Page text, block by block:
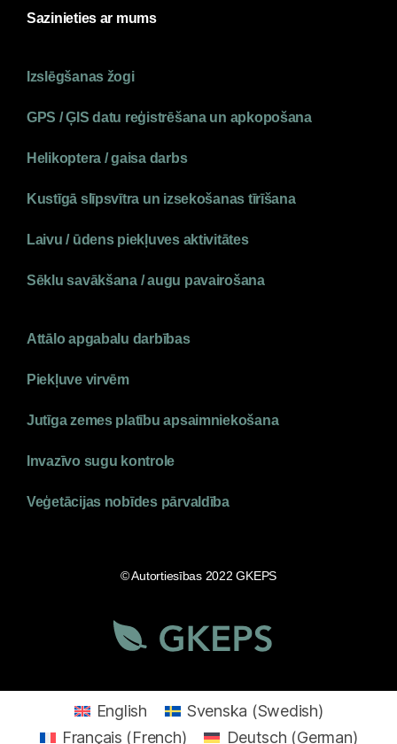
Sazinieties ar mums
Izslēgšanas žogi
GPS / ĢIS datu reģistrēšana un apkopošana
Helikoptera / gaisa darbs
Kustīgā slīpsvītra un izsekošanas tīrīšana
Laivu / ūdens piekļuves aktivitātes
Sēklu savākšana / augu pavairošana
Attālo apgabalu darbības
Piekļuve virvēm
Jutīga zemes platību apsaimniekošana
Invazīvo sugu kontrole
Veģetācijas nobīdes pārvaldība
© Autortiesības 2022 GKEPS
English Svenska (Swedish)
Français (French) Deutsch (German)